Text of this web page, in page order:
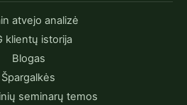
atvejo analizė
klientų istorija
Blogas
Špargalkės
seminarų temos